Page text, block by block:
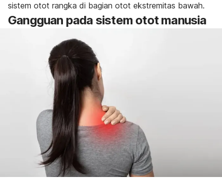
sistem otot rangka di bagian otot ekstremitas bawah.
Gangguan pada sistem otot manusia